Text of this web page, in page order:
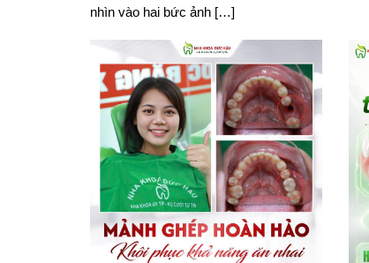
nhìn vào hai bức ảnh […]